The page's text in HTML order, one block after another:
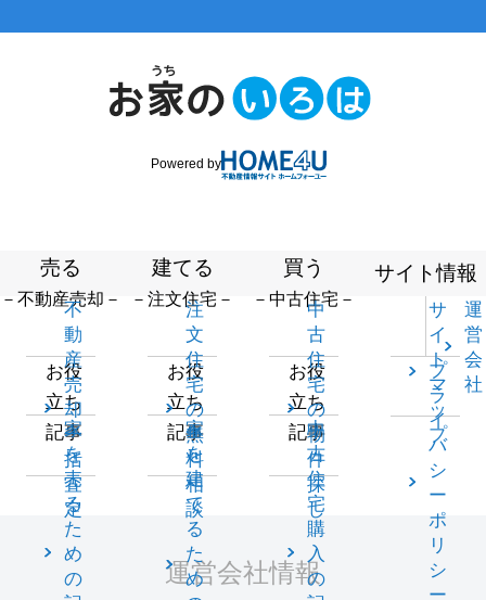
Powered by
売る
－不動産売却－
不
動
産
売
却
一
括
査
定
お役
立ち
記事
家
を
売
る
た
め
の
建てる
－注文住宅－
注
文
住
宅
の
無
料
相
談
お役
立ち
記事
家
を
建
て
る
た
め
買う
－中古住宅－
中
古
住
宅
の
物
件
探
し
お役
立ち
記事
中
古
住
宅
購
入
の
サイト情報
サ
イ
ト
マ
ッ
プ
運
営
会
社
プ
ラ
イ
バ
シ
ー
ポ
リ
シ
ー
運営会社情報